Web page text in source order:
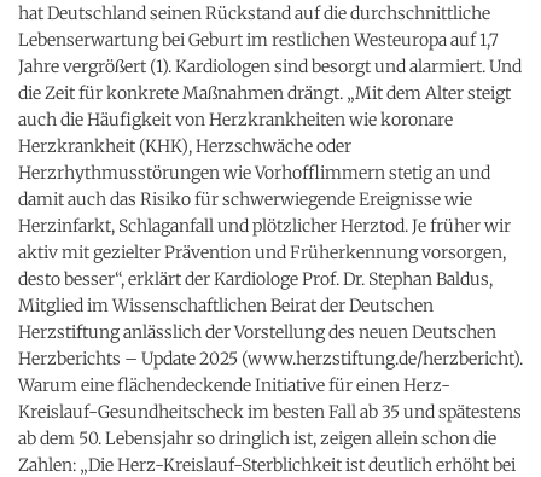
hat Deutschland seinen Rückstand auf die durchschnittliche
Lebenserwartung bei Geburt im restlichen Westeuropa auf 1,7
Jahre vergrößert (1). Kardiologen sind besorgt und alarmiert. Und
die Zeit für konkrete Maßnahmen drängt. „Mit dem Alter steigt
auch die Häufigkeit von Herzkrankheiten wie koronare
Herzkrankheit (KHK), Herzschwäche oder
Herzrhythmusstörungen wie Vorhofflimmern stetig an und
damit auch das Risiko für schwerwiegende Ereignisse wie
Herzinfarkt, Schlaganfall und plötzlicher Herztod. Je früher wir
aktiv mit gezielter Prävention und Früherkennung vorsorgen,
desto besser“, erklärt der Kardiologe Prof. Dr. Stephan Baldus,
Mitglied im Wissenschaftlichen Beirat der Deutschen
Herzstiftung anlässlich der Vorstellung des neuen Deutschen
Herzberichts – Update 2025 (www.herzstiftung.de/herzbericht).
Warum eine flächendeckende Initiative für einen Herz-
Kreislauf-Gesundheitscheck im besten Fall ab 35 und spätestens
ab dem 50. Lebensjahr so dringlich ist, zeigen allein schon die
Zahlen: „Die Herz-Kreislauf-Sterblichkeit ist deutlich erhöht bei